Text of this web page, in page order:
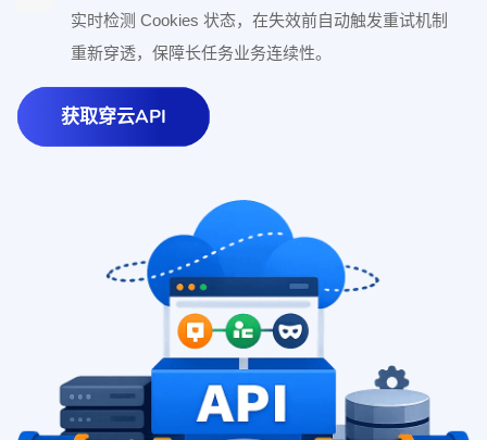
实时检测 Cookies 状态，在失效前自动触发重试机制
重新穿透，保障长任务业务连续性。
获取穿云API